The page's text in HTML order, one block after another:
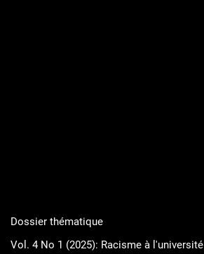
Dossier thématique
Vol. 4 No 1 (2025): Racisme à l'université